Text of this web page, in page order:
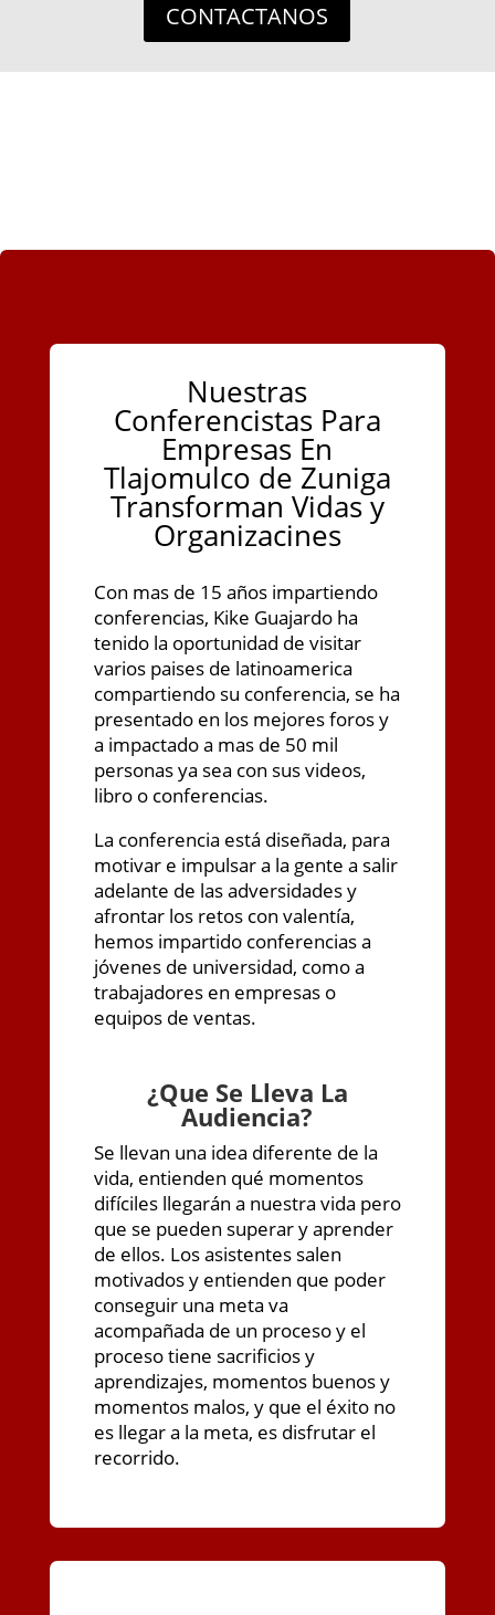
CONTACTANOS
Nuestras
Conferencistas Para
Empresas En
Tlajomulco de Zuniga
Transforman Vidas y
Organizacines
Con mas de 15 años impartiendo
conferencias, Kike Guajardo ha
tenido la oportunidad de visitar
varios paises de latinoamerica
compartiendo su conferencia, se ha
presentado en los mejores foros y
a impactado a mas de 50 mil
personas ya sea con sus videos,
libro o conferencias.
La conferencia está diseñada, para
motivar e impulsar a la gente a salir
adelante de las adversidades y
afrontar los retos con valentía,
hemos impartido conferencias a
jóvenes de universidad, como a
trabajadores en empresas o
equipos de ventas.
¿Que Se Lleva La
Audiencia?
Se llevan una idea diferente de la
vida, entienden qué momentos
difíciles llegarán a nuestra vida pero
que se pueden superar y aprender
de ellos. Los asistentes salen
motivados y entienden que poder
conseguir una meta va
acompañada de un proceso y el
proceso tiene sacrificios y
aprendizajes, momentos buenos y
momentos malos, y que el éxito no
es llegar a la meta, es disfrutar el
recorrido.